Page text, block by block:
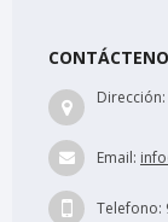
Dirección:
Email:
Telefono: